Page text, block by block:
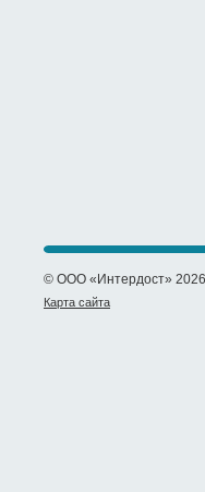
© ООО «Интердост» 2026
Карта сайта